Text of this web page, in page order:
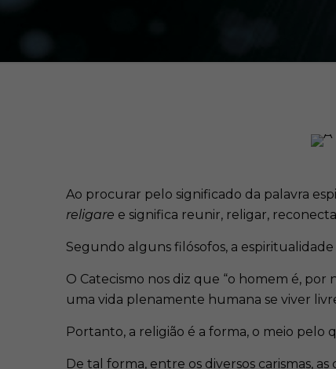
Ao procurar pelo significado da palavra
religare e significa reunir, religar,
Segundo alguns filósofos, a
O Catecismo nos diz que “o homem é,
uma vida plenamente humana se viver
Portanto, a religião é a forma, o meio
De tal forma, entre os diversos carismas,